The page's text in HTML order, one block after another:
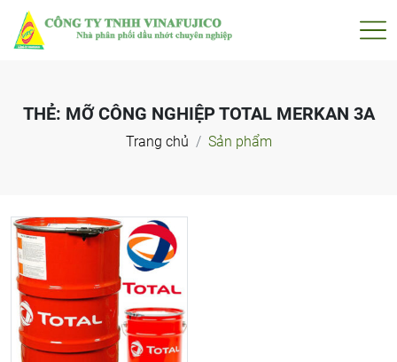
THẺ: MỠ CÔNG NGHIỆP TOTAL MERKAN 3A
Trang chủ Sản phẩm